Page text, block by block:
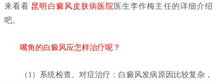
来看看 昆明白癜风皮肤病医院 医生李作梅主任的详细介绍
吧。
嘴角的白癜风应怎样治疗呢？
（1）系统检查、对症治疗： 白癜风发病原因比较复杂，